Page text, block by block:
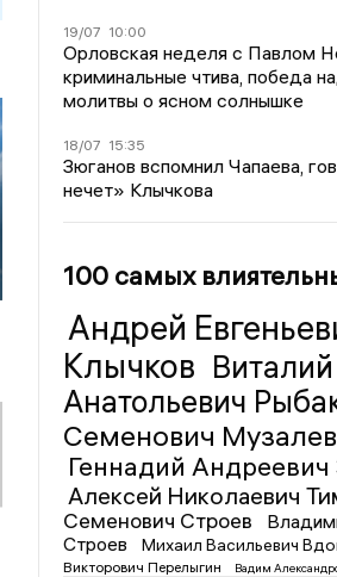
19/07 10:00
Орловская неделя с Павлом
криминальные чтива, победа
молитвы о ясном солнышке
18/07 15:35
Зюганов вспомнил Чапаева,
нечет» Клычкова
100 самых
Андрей
Клычков Виталий
Анатольевич
Семенович
Геннадий
Алексей Николаевич
Семенович Строев
Строев
Михаил Васильевич
Викторович Перелыгин
Вадим